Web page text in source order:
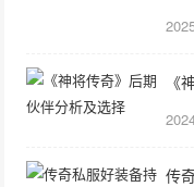
《
传